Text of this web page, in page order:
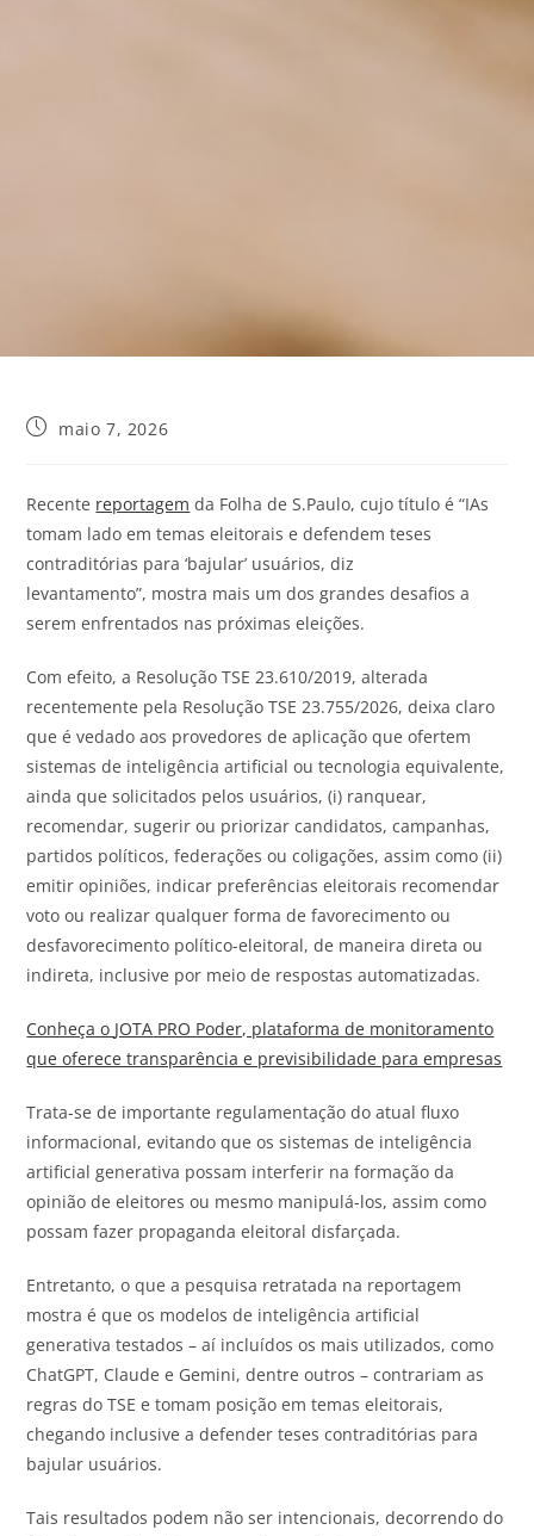
maio 7, 2026
Recente reportagem da Folha de S.Paulo, cujo título é “IAs
tomam lado em temas eleitorais e defendem teses
contraditórias para ‘bajular’ usuários, diz
levantamento”, mostra mais um dos grandes desafios a
serem enfrentados nas próximas eleições.
Com efeito, a Resolução TSE 23.610/2019, alterada
recentemente pela Resolução TSE 23.755/2026, deixa claro
que é vedado aos provedores de aplicação que ofertem
sistemas de inteligência artificial ou tecnologia equivalente,
ainda que solicitados pelos usuários, (i) ranquear,
recomendar, sugerir ou priorizar candidatos, campanhas,
partidos políticos, federações ou coligações, assim como (ii)
emitir opiniões, indicar preferências eleitorais recomendar
voto ou realizar qualquer forma de favorecimento ou
desfavorecimento político-eleitoral, de maneira direta ou
indireta, inclusive por meio de respostas automatizadas.
Conheça o JOTA PRO Poder, plataforma de monitoramento
que oferece transparência e previsibilidade para empresas
Trata-se de importante regulamentação do atual fluxo
informacional, evitando que os sistemas de inteligência
artificial generativa possam interferir na formação da
opinião de eleitores ou mesmo manipulá-los, assim como
possam fazer propaganda eleitoral disfarçada.
Entretanto, o que a pesquisa retratada na reportagem
mostra é que os modelos de inteligência artificial
generativa testados – aí incluídos os mais utilizados, como
ChatGPT, Claude e Gemini, dentre outros – contrariam as
regras do TSE e tomam posição em temas eleitorais,
chegando inclusive a defender teses contraditórias para
bajular usuários.
Tais resultados podem não ser intencionais, decorrendo do